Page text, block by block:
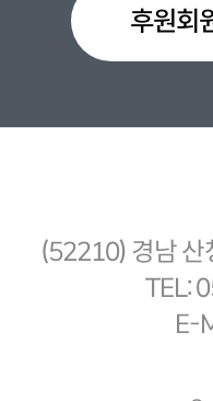
후원회
(52210) 경남
TEL:
E-